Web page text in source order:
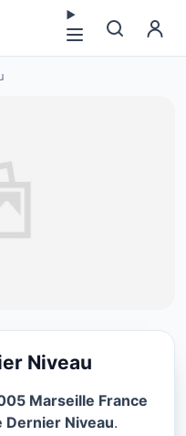
à
Niveau
Marseille France
Dernier Niveau.